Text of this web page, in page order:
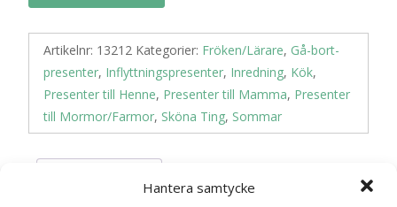
Hantera samtycke
Artikelnr: 13212 Kategorier: Fröken/Lärare, Gå-bort-
presenter, Inflyttningspresenter, Inredning, Kök,
Presenter till Henne, Presenter till Mamma, Presenter
till Mormor/Farmor, Sköna Ting, Sommar